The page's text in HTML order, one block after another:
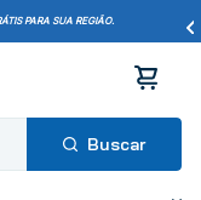
PARA SUA REGIÃO.